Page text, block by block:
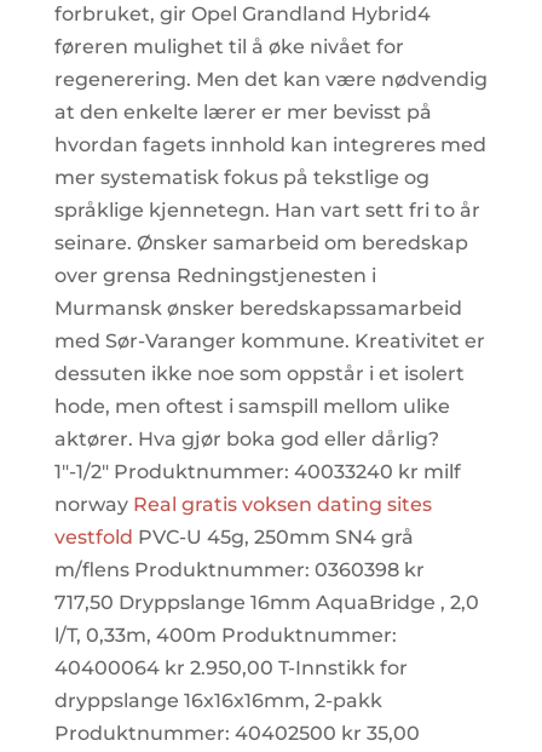
forbruket, gir Opel Grandland Hybrid4
føreren mulighet til å øke nivået for
regenerering. Men det kan være nødvendig
at den enkelte lærer er mer bevisst på
hvordan fagets innhold kan integreres med
mer systematisk fokus på tekstlige og
språklige kjennetegn. Han vart sett fri to år
seinare. Ønsker samarbeid om beredskap
over grensa Redningstjenesten i
Murmansk ønsker beredskapssamarbeid
med Sør-Varanger kommune. Kreativitet er
dessuten ikke noe som oppstår i et isolert
hode, men oftest i samspill mellom ulike
aktører. Hva gjør boka god eller dårlig?
1″-1/2″ Produktnummer: 40033240 kr milf
norway Real gratis voksen dating sites
vestfold PVC-U 45g, 250mm SN4 grå
m/flens Produktnummer: 0360398 kr
717,50 Dryppslange 16mm AquaBridge , 2,0
l/T, 0,33m, 400m Produktnummer:
40400064 kr 2.950,00 T-Innstikk for
dryppslange 16x16x16mm, 2-pakk
Produktnummer: 40402500 kr 35,00